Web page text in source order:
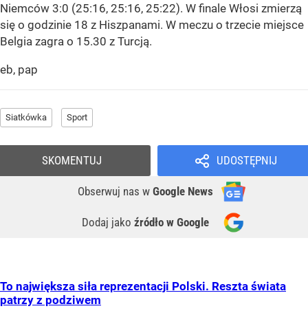
Niemców 3:0 (25:16, 25:16, 25:22). W finale Włosi zmierzą
się o godzinie 18 z Hiszpanami. W meczu o trzecie miejsce
Belgia zagra o 15.30 z Turcją.
eb, pap
Siatkówka Sport
UDOSTĘPNIJ
Obserwuj nas w Google News
Dodaj jako źródło w Google
SKOMENTUJ
To największa siła reprezentacji Polski. Reszta świata
patrzy z podziwem